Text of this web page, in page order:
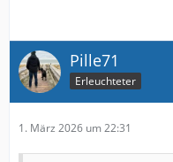
Pille71
Erleuchteter
1. März 2026 um 22:31